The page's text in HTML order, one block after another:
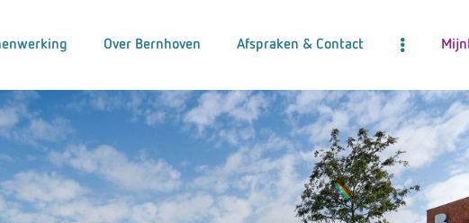
Over Bernhoven Afspraken & Contact